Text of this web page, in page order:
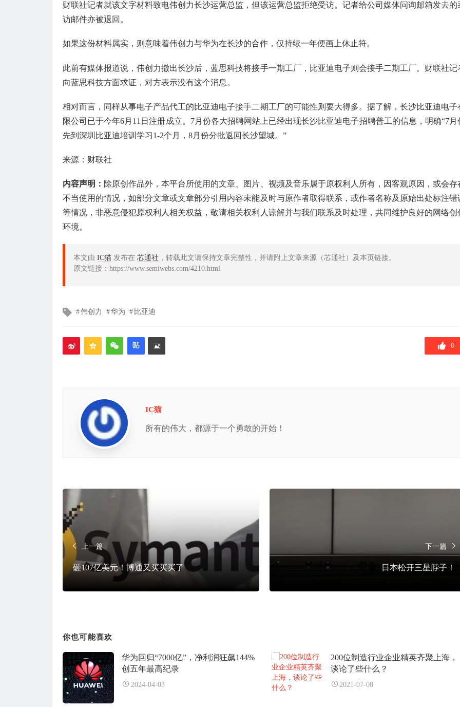
财联社记者就该文字材料致电伟创力长沙运营总监，但该运营总监拒绝受访。记者给公司媒体问询邮箱发去的
访邮件亦被退回。
如果这份材料属实，则意味着伟创力与华为在长沙的合作，仅持续一年便画上休止符。
此前有媒体报道说，伟创力撤出长沙后，蓝思科技将接手一期工厂，比亚迪电子则会接手二期工厂。财联社记
向蓝思科技方面求证，对方表示没有这个消息。
相对而言，同样从事电子产品代工的比亚迪电子接手二期工厂的可能性则要大得多。据了解，长沙比亚迪电子
限公司已于今年6月11日注册成立。7月份各大招聘网站上已经出现长沙比亚迪电子招聘普工的信息，明确“7月
先到深圳比亚迪培训学习1-2个月，8月份分批返回长沙望城。”
来源：财联社
内容声明： 除原创作品外，本平台所使用的文章、图片、视频及音乐属于原权利人所有，因客观原因，或会存
不当使用的情况，如部分文章或文章部分引用内容未能及时与原作者取得联系，或作者名称及原始出处标注错
等情况，非恶意侵犯原权利人相关权益，敬请相关权利人谅解并与我们联系及时处理，共同维护良好的网络创
环境。
本文由 IC猫 发布在 芯通社 ，转载此文请保持文章完整性，并请附上文章来源（芯通社）及本页链接。
原文链接：https://www.semiwebs.com/4210.html
文
签
伟创力 华为 比亚迪
0
IC猫
所有的伟大，都源于一个勇敢的开始！
上一篇
砸107亿美元！博通又买买买了
下一篇
日本松开三星脖子！
你也可能喜欢
华为回归“7000亿”，净利润狂飙144%
创五年最高纪录
2024-04-03
200位制造行业企业精英齐聚上海，
谈论了些什么？
2021-07-08